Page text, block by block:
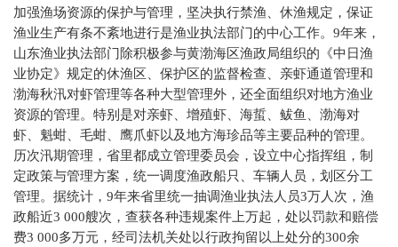
加强渔场资源的保护与管理，坚决执行禁渔、休渔规定，保证
渔业生产有条不紊地进行是渔业执法部门的中心工作。9年来，
山东渔业执法部门除积极参与黄渤海区渔政局组织的《中日渔
业协定》规定的休渔区、保护区的监督检查、亲虾通道管理和
渤海秋汛对虾管理等各种大型管理外，还全面组织对地方渔业
资源的管理。特别是对亲虾、增殖虾、海蜇、鲅鱼、渤海对
虾、魁蚶、毛蚶、鹰爪虾以及地方海珍品等主要品种的管理。
历次汛期管理，省里都成立管理委员会，设立中心指挥组，制
定政策与管理方案，统一调度渔政船只、车辆人员，划区分工
管理。据统计，9年来省里统一抽调渔业执法人员3万人次，渔
政船近3 000艘次，查获各种违规案件上万起，处以罚款和赔偿
费3 000多万元，经司法机关处以行政拘留以上处分的300余